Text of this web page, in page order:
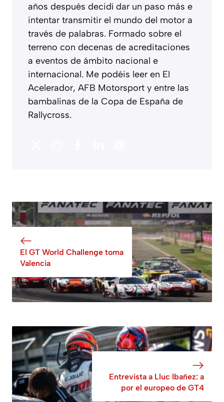
años después decidí dar un paso más e
intentar transmitir el mundo del motor a
través de palabras. Formado sobre el
terreno con decenas de acreditaciones
a eventos de ámbito nacional e
internacional. Me podéis leer en El
Acelerador, AFB Motorsport y entre las
bambalinas de la Copa de España de
Rallycross.
El GT World Challenge toma
Valencia
Entrevista a Lluc Ibañez: a
por el europeo de GT4